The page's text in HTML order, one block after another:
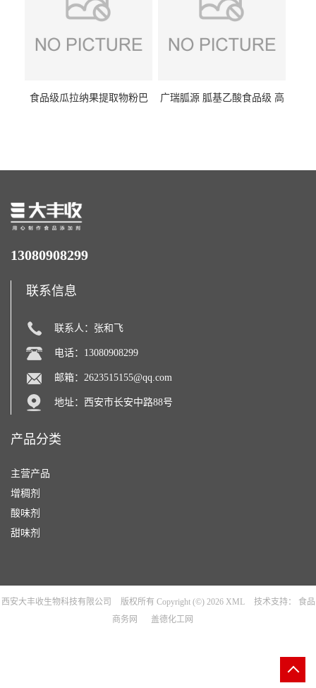
食品级瓜拉纳果提取物粉巴
广瑞胍源 胍基乙酸食品级 高
13080908299
联系信息
联系人：张和飞
电话：13080908299
邮箱： 2623515155@qq.com
地址：西安市长安中路88号
产品分类
主营产品
增稠剂
酸味剂
甜味剂
西安大丰收生物科技有限公司 版权所有 Copyright (©) 2026 XML 技术支持：
食品
商务网
盖德化工网